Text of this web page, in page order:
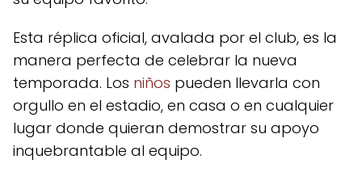
Esta réplica oficial, avalada por el club, es la
manera perfecta de celebrar la nueva
temporada. Los niños pueden llevarla con
orgullo en el estadio, en casa o en cualquier
lugar donde quieran demostrar su apoyo
inquebrantable al equipo.